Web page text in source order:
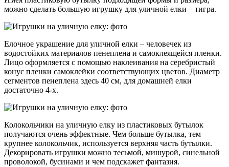
можно сделать большую игрушку для уличной елки – тигра.
Елочное украшение для уличной елки – человечек из
водостойких материалов пенеплена и самоклеящейся пленки.
Лицо оформляется с помощью наклеивания на серебристый
конус пленки самоклейки соответствующих цветов. Диаметр
сегментов пенеплена здесь 40 см, для домашней елки
достаточно 4-х.
Колокольчики на уличную елку из пластиковых бутылок
получаются очень эффектные. Чем больше бутылка, тем
крупнее колокольчик, используется верхняя часть бутылки.
Декорировать игрушки можно тесьмой, мишурой, синельной
проволокой, бусинами и чем подскажет фантазия.